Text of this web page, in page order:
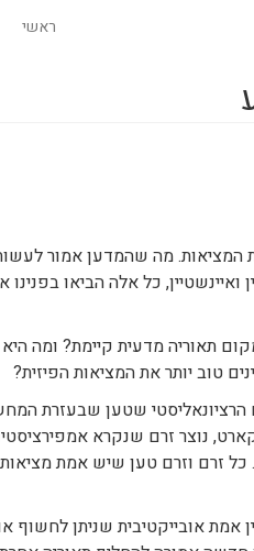
ראשי
מה שהמדען אמור
ואיינשטיין, כל אלה הביאו
תאוריה מדעית קיימת? ומה
טוב יותר את המציאות הפיזית?
חי במאה ה18, ייצג את הזרם הרציונאליסטי שטען
נוצר זרם שנקרא
כל זרם וזרם טען שיש אמת
לקראת המאה ה20 הוכיחו כי אין אמת אובייקטיבית